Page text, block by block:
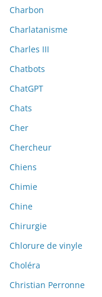
Charbon
Charlatanisme
Charles III
Chatbots
ChatGPT
Chats
Cher
Chercheur
Chiens
Chimie
Chine
Chirurgie
Chlorure de vinyle
Choléra
Christian Perronne